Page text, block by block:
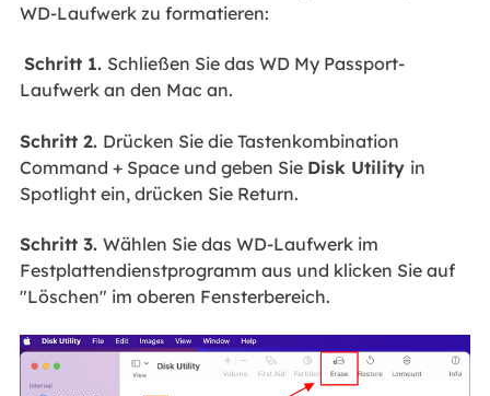
WD-Laufwerk zu formatieren:
Schritt 1. Schließen Sie das WD My Passport-
Laufwerk an den Mac an.
Schritt 2. Drücken Sie die Tastenkombination
Command + Space und geben Sie Disk Utility in
Spotlight ein, drücken Sie Return.
Schritt 3. Wählen Sie das WD-Laufwerk im
Festplattendienstprogramm aus und klicken Sie auf
"Löschen" im oberen Fensterbereich.